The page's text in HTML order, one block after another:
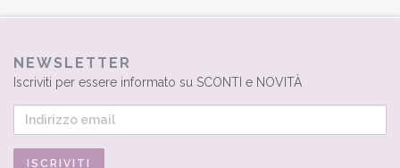
NEWSLETTER
Iscriviti per essere informato su SCONTI e NOVITÀ